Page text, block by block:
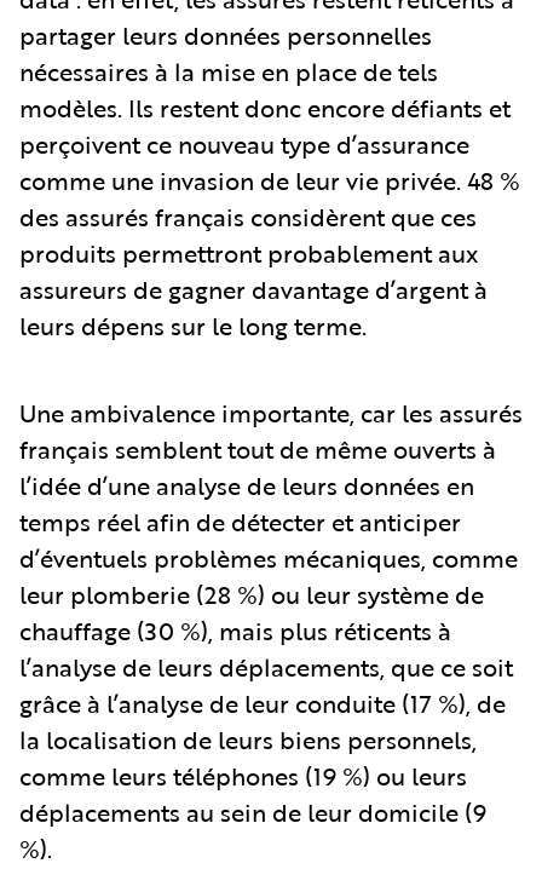
partager leurs données personnelles
nécessaires à la mise en place de tels
modèles. Ils restent donc encore défiants et
perçoivent ce nouveau type d’assurance
comme une invasion de leur vie privée. 48 %
des assurés français considèrent que ces
produits permettront probablement aux
assureurs de gagner davantage d’argent à
leurs dépens sur le long terme.
Une ambivalence importante, car les assurés
français semblent tout de même ouverts à
l’idée d’une analyse de leurs données en
temps réel afin de détecter et anticiper
d’éventuels problèmes mécaniques, comme
leur plomberie (28 %) ou leur système de
chauffage (30 %), mais plus réticents à
l’analyse de leurs déplacements, que ce soit
grâce à l’analyse de leur conduite (17 %), de
la localisation de leurs biens personnels,
comme leurs téléphones (19 %) ou leurs
déplacements au sein de leur domicile (9
%).